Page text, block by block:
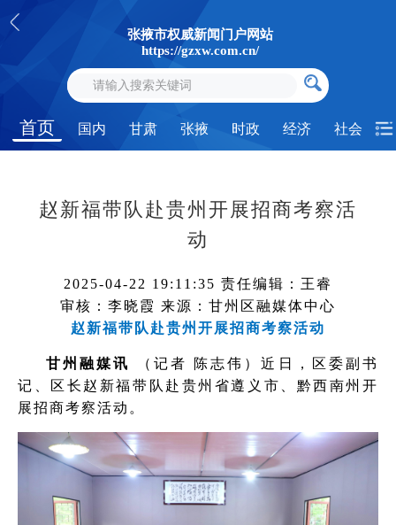
张掖市权威新闻门户网站
https://gzxw.com.cn/
首页 国内 甘肃 张掖 时政 经济 社会
赵新福带队赴贵州开展招商考察活
动
2025-04-22 19:11:35 责任编辑：王睿
审核：李晓霞 来源：甘州区融媒体中心
赵新福带队赴贵州开展招商考察活动
甘州融媒讯
（记者 陈志伟）近日，区委副书
记、区长赵新福带队赴贵州省遵义市、黔西南州开
展招商考察活动。